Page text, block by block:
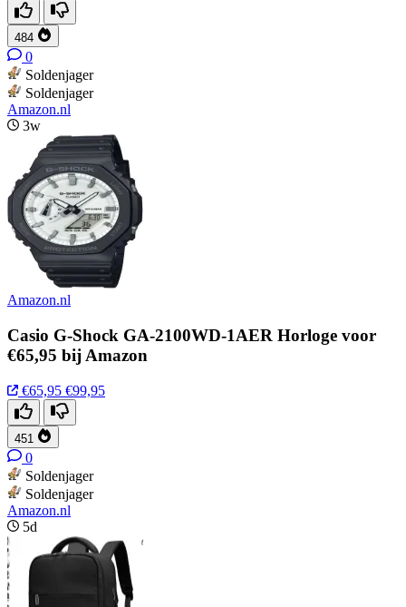
484
0
Soldenjager
Soldenjager
Amazon.nl
3w
Amazon.nl
Casio G-Shock GA-2100WD-1AER Horloge voor
€65,95 bij Amazon
€65,95 €99,95
451
0
Soldenjager
Soldenjager
Amazon.nl
5d